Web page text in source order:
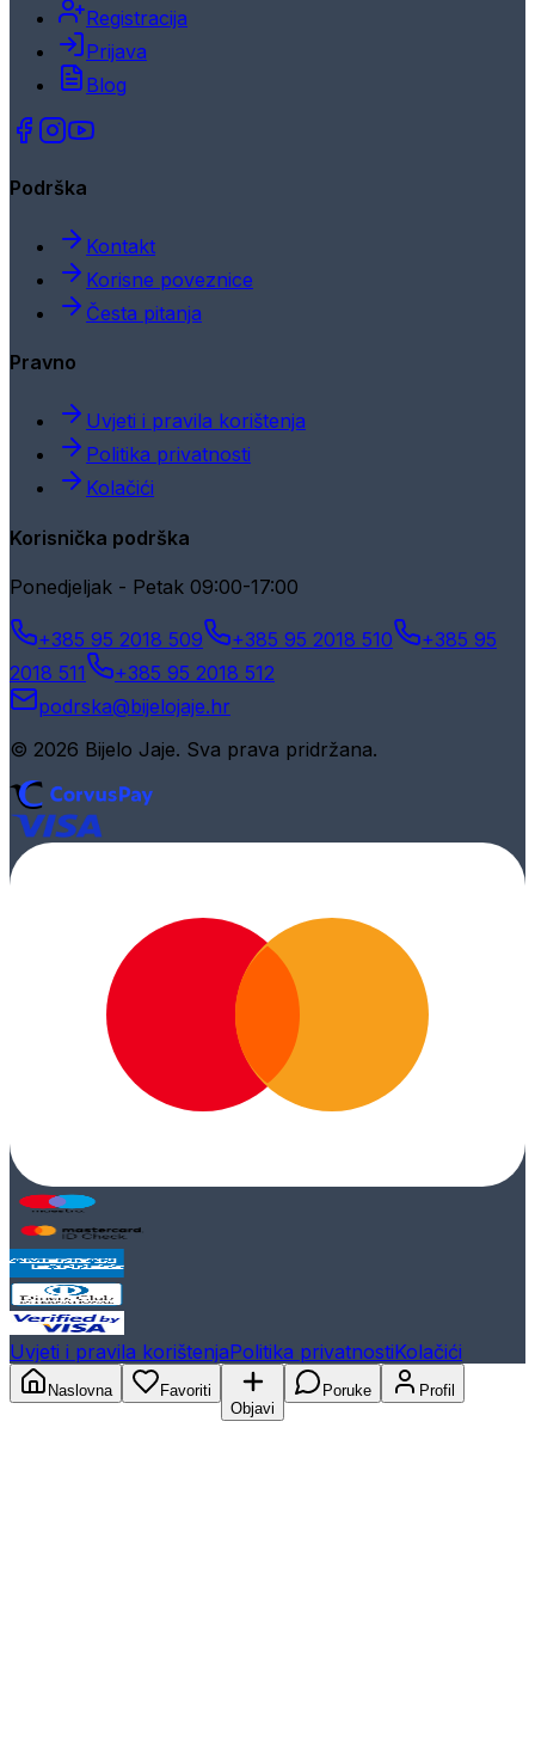
Registracija
Prijava
Blog
Podrška
Kontakt
Korisne poveznice
Česta pitanja
Pravno
Uvjeti i pravila korištenja
Politika privatnosti
Kolačići
Korisnička podrška
Ponedjeljak - Petak 09:00-17:00
+385 95 2018 509 +385 95 2018 510
+385 95
2018 511
+385 95 2018 512
podrska@bijelojaje.hr
© 2026 Bijelo Jaje. Sva prava pridržana.
Uvjeti i pravila korištenjaPolitika privatnostiKolačići
Naslovna
Favoriti
Objavi
Poruke Profil